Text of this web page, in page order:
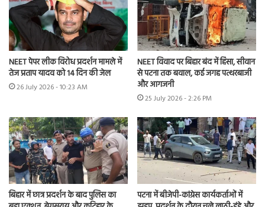
NEET पेपर लीक विरोध प्रदर्शन मामले में
तेज प्रताप यादव को 14 दिन की जेल
26 July 2026 - 10:23 AM
NEET विवाद पर बिहार बंद में हिंसा, सीवान
से पटना तक बवाल, कई जगह पत्थरबाजी
और आगजनी
25 July 2026 - 2:26 PM
बिहार में छात्र प्रदर्शन के बाद पुलिस का
पटना में बीजेपी-कांग्रेस कार्यकर्ताओं में